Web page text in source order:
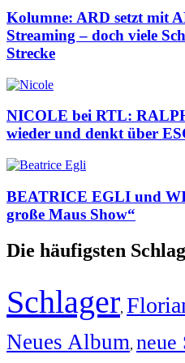
Kolumne: ARD setzt mit
Streaming – doch viele
Strecke
NICOLE bei RTL:
wieder und denkt über
BEATRICE EGLI und
große Maus Show“
Die häufigsten
Schlager,
Neues Album, neue